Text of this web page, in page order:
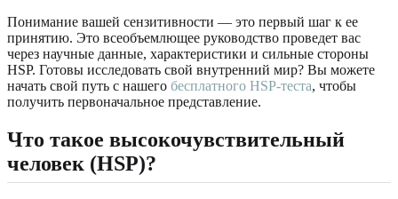
Понимание вашей сензитивности — это первый шаг к ее
принятию. Это всеобъемлющее руководство проведет вас
через научные данные, характеристики и сильные стороны
HSP. Готовы исследовать свой внутренний мир? Вы можете
начать свой путь с нашего бесплатного HSP-теста, чтобы
получить первоначальное представление.
Что такое высокочувствительный
человек (HSP)?